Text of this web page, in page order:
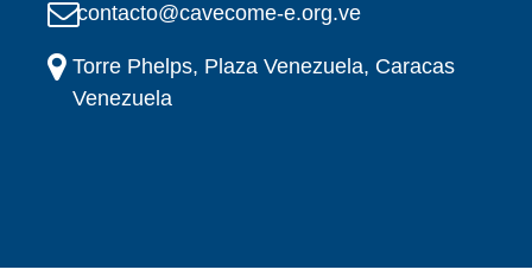
contacto@cavecome-e.org.ve
Torre Phelps, Plaza Venezuela, Caracas
Venezuela